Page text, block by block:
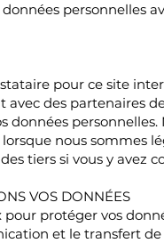
personnelles
pour ce site
des partenaires
nous sommes
tiers si vous y avez
VOS DONNÉES
protéger vos
et le transfert